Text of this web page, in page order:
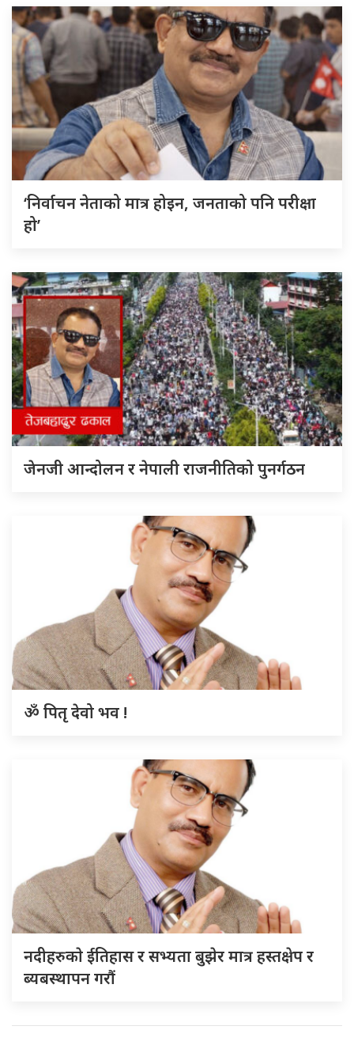
‘निर्वाचन नेताको मात्र होइन, जनताको पनि परीक्षा
हो’
जेनजी आन्दोलन र नेपाली राजनीतिको पुनर्गठन
ॐ पितृ देवो भव !
नदीहरुकाे ईतिहास र सभ्यता बुझेर मात्र हस्तक्षेप र
ब्यबस्थापन गराैं